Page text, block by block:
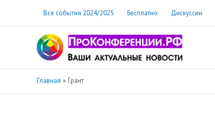
содержимому
Все события 2024/2025 Бесплатно Дискуссии
Главная Грант